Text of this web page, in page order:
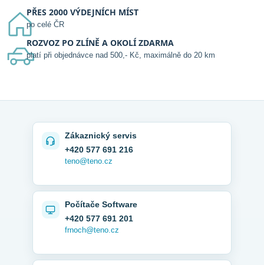
PŘES 2000 VÝDEJNÍCH MÍST
po celé ČR
ROZVOZ PO ZLÍNĚ A OKOLÍ ZDARMA
platí při objednávce nad 500,- Kč, maximálně do 20 km
Zákaznický servis
+420 577 691 216
teno@teno.cz
Počítače Software
+420 577 691 201
frnoch@teno.cz